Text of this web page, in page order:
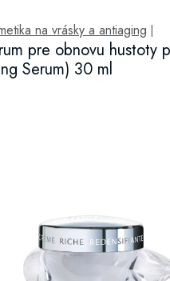
na vrásky a antiaging
pre obnovu hustoty
Serum) 30 ml